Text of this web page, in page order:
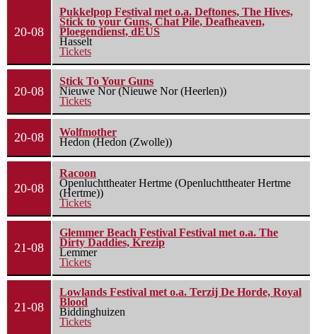
20-08
Pukkelpop Festival met o.a. Deftones, The Hives,
Stick to your Guns, Chat Pile, Deafheaven,
Ploegendienst, dEUS
Hasselt
Tickets
20-08
Stick To Your Guns
Nieuwe Nor (Nieuwe Nor (Heerlen))
Tickets
20-08
Wolfmother
Hedon (Hedon (Zwolle))
20-08
Racoon
Openluchttheater Hertme (Openluchttheater Hertme
(Hertme))
Tickets
21-08
Glemmer Beach Festival Festival met o.a. The
Dirty Daddies, Krezip
Lemmer
Tickets
21-08
Lowlands Festival met o.a. Terzij De Horde, Royal
Blood
Biddinghuizen
Tickets